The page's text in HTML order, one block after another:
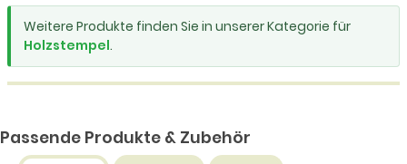
Weitere Produkte finden Sie in unserer Kategorie für
Holzstempel.
Passende Produkte & Zubehör